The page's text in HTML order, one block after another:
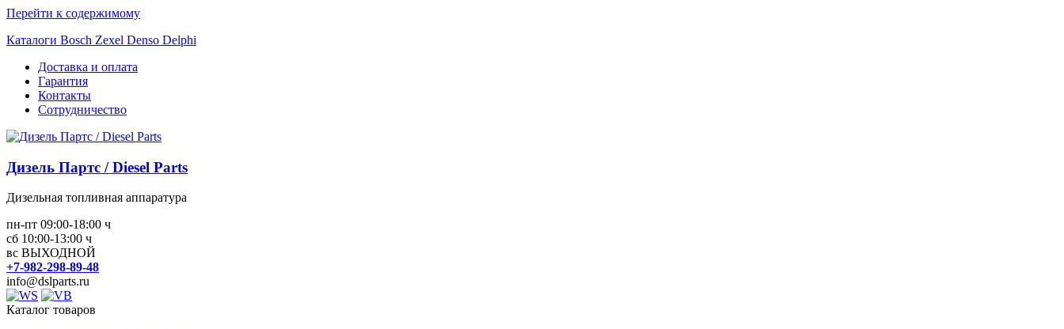
Перейти к содержимому
Каталоги Bosch Zexel Denso Delphi
Доставка и оплата
Гарантия
Контакты
Сотрудничество
Дизель Партс / Diesel Parts
Дизельная топливная аппаратура
пн-пт 09:00-18:00 ч
сб 10:00-13:00 ч
вс ВЫХОДНОЙ
+7-982-298-89-48
info@dslparts.ru
Каталог товаров